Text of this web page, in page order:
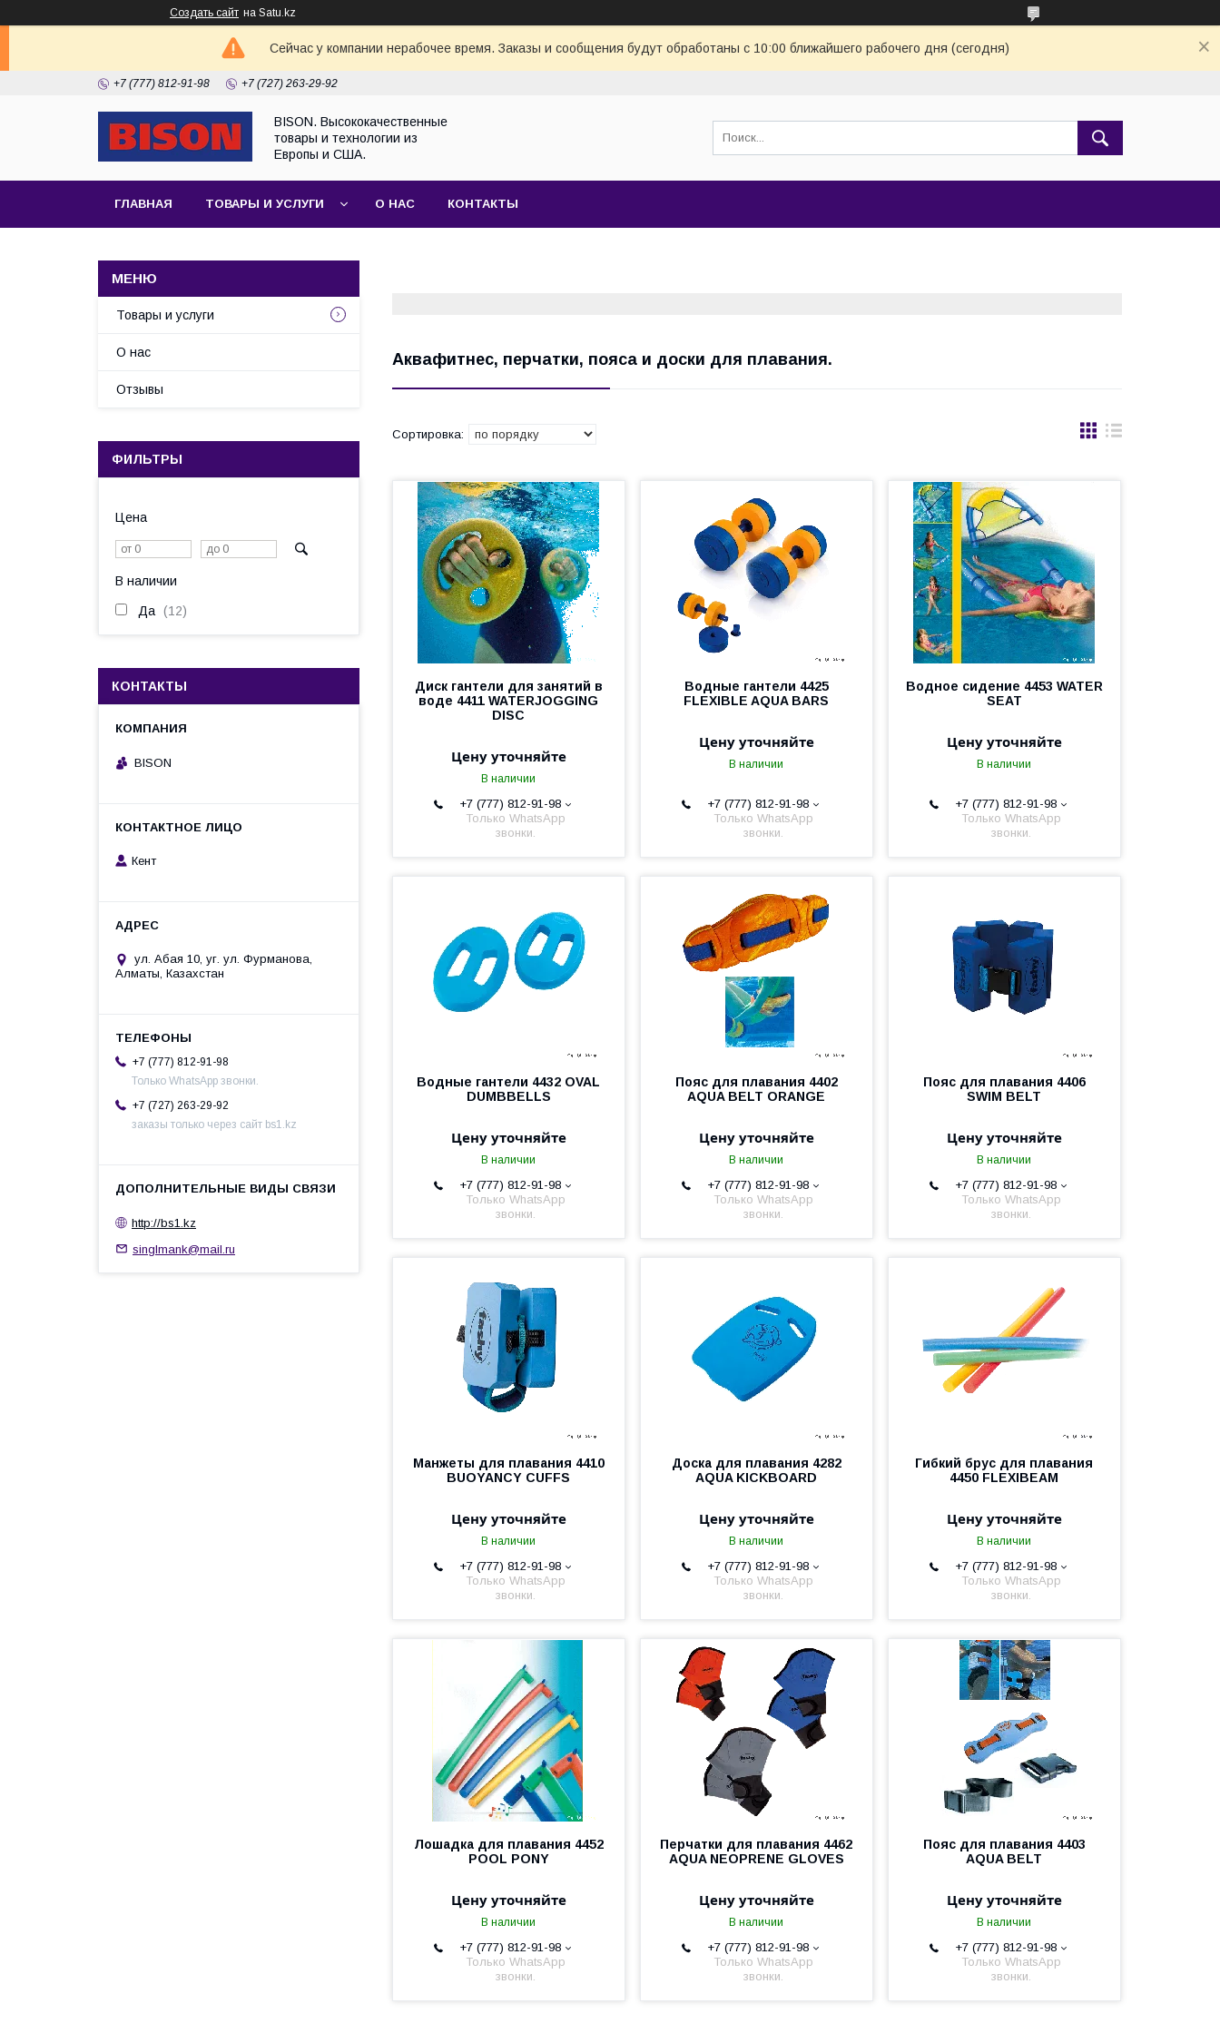
Создать сайт на Satu.kz
Сейчас у компании нерабочее время. Заказы и сообщения будут обработаны с 10:00 ближайшего рабочего дня (сегодня)
+7 (777) 812-91-98 +7 (727) 263-29-92
BISON. Высококачественные
товары и технологии из
Европы и США.
ГЛАВНАЯ ТОВАРЫ И УСЛУГИ О НАС КОНТАКТЫ
Аквафитнес, перчатки, пояса и доски для плавания.
Диск гантели для занятий в
воде 4411 WATERJOGGING
DISC
Цену уточняйте
В наличии
+7 (777) 812-91-98
Только WhatsApp
звонки.
Водные гантели 4425
FLEXIBLE AQUA BARS
Цену уточняйте
В наличии
+7 (777) 812-91-98
Только WhatsApp
звонки.
Водное сидение 4453 WATER
SEAT
Цену уточняйте
В наличии
+7 (777) 812-91-98
Только WhatsApp
звонки.
Водные гантели 4432 OVAL
DUMBBELLS
Цену уточняйте
В наличии
+7 (777) 812-91-98
Только WhatsApp
звонки.
Пояс для плавания 4402
AQUA BELT ORANGE
Цену уточняйте
В наличии
+7 (777) 812-91-98
Только WhatsApp
звонки.
Пояс для плавания 4406
SWIM BELT
Цену уточняйте
В наличии
+7 (777) 812-91-98
Только WhatsApp
звонки.
Манжеты для плавания 4410
BUOYANCY CUFFS
Цену уточняйте
В наличии
+7 (777) 812-91-98
Только WhatsApp
звонки.
Доска для плавания 4282
AQUA KICKBOARD
Цену уточняйте
В наличии
+7 (777) 812-91-98
Только WhatsApp
звонки.
Гибкий брус для плавания
4450 FLEXIBEAM
Цену уточняйте
В наличии
+7 (777) 812-91-98
Только WhatsApp
звонки.
Лошадка для плавания 4452
POOL PONY
Цену уточняйте
В наличии
+7 (777) 812-91-98
Только WhatsApp
звонки.
Перчатки для плавания 4462
AQUA NEOPRENE GLOVES
Цену уточняйте
В наличии
+7 (777) 812-91-98
Только WhatsApp
звонки.
Пояс для плавания 4403
AQUA BELT
Цену уточняйте
В наличии
+7 (777) 812-91-98
Только WhatsApp
звонки.
Товары и услуги
О нас
Отзывы
ФИЛЬТРЫ
Цена
В наличии
Да 12
КОНТАКТЫ
BISON
Кент
ул. Абая 10, уг. ул. Фурманова,
Алматы, Казахстан
+7 (777) 812-91-98
Только WhatsApp звонки.
+7 (727) 263-29-92
заказы только через сайт bs1.kz
http://bs1.kz
singlmank@mail.ru